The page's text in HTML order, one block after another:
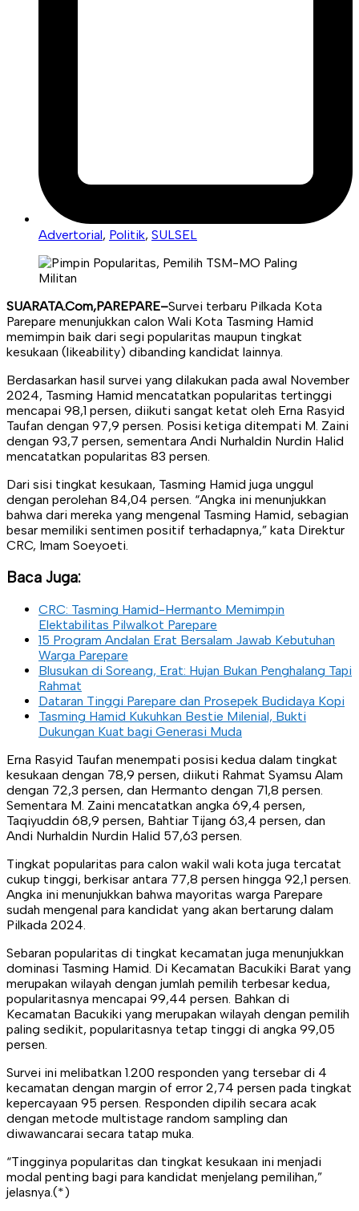
Advertorial, Politik, SULSEL
SUARATA.Com,PAREPARE–Survei terbaru Pilkada Kota
Parepare menunjukkan calon Wali Kota Tasming Hamid
memimpin baik dari segi popularitas maupun tingkat
kesukaan (likeability) dibanding kandidat lainnya.
Berdasarkan hasil survei yang dilakukan pada awal November
2024, Tasming Hamid mencatatkan popularitas tertinggi
mencapai 98,1 persen, diikuti sangat ketat oleh Erna Rasyid
Taufan dengan 97,9 persen. Posisi ketiga ditempati M. Zaini
dengan 93,7 persen, sementara Andi Nurhaldin Nurdin Halid
mencatatkan popularitas 83 persen.
Dari sisi tingkat kesukaan, Tasming Hamid juga unggul
dengan perolehan 84,04 persen. “Angka ini menunjukkan
bahwa dari mereka yang mengenal Tasming Hamid, sebagian
besar memiliki sentimen positif terhadapnya,” kata Direktur
CRC, Imam Soeyoeti.
Baca Juga:
CRC: Tasming Hamid-Hermanto Memimpin
Elektabilitas Pilwalkot Parepare
15 Program Andalan Erat Bersalam Jawab Kebutuhan
Warga Parepare
Blusukan di Soreang, Erat: Hujan Bukan Penghalang Tapi
Rahmat
Dataran Tinggi Parepare dan Prosepek Budidaya Kopi
Tasming Hamid Kukuhkan Bestie Milenial, Bukti
Dukungan Kuat bagi Generasi Muda
Erna Rasyid Taufan menempati posisi kedua dalam tingkat
kesukaan dengan 78,9 persen, diikuti Rahmat Syamsu Alam
dengan 72,3 persen, dan Hermanto dengan 71,8 persen.
Sementara M. Zaini mencatatkan angka 69,4 persen,
Taqiyuddin 68,9 persen, Bahtiar Tijang 63,4 persen, dan
Andi Nurhaldin Nurdin Halid 57,63 persen.
Tingkat popularitas para calon wakil wali kota juga tercatat
cukup tinggi, berkisar antara 77,8 persen hingga 92,1 persen.
Angka ini menunjukkan bahwa mayoritas warga Parepare
sudah mengenal para kandidat yang akan bertarung dalam
Pilkada 2024.
Sebaran popularitas di tingkat kecamatan juga menunjukkan
dominasi Tasming Hamid. Di Kecamatan Bacukiki Barat yang
merupakan wilayah dengan jumlah pemilih terbesar kedua,
popularitasnya mencapai 99,44 persen. Bahkan di
Kecamatan Bacukiki yang merupakan wilayah dengan pemilih
paling sedikit, popularitasnya tetap tinggi di angka 99,05
persen.
Survei ini melibatkan 1.200 responden yang tersebar di 4
kecamatan dengan margin of error 2,74 persen pada tingkat
kepercayaan 95 persen. Responden dipilih secara acak
dengan metode multistage random sampling dan
diwawancarai secara tatap muka.
“Tingginya popularitas dan tingkat kesukaan ini menjadi
modal penting bagi para kandidat menjelang pemilihan,”
jelasnya.(*)